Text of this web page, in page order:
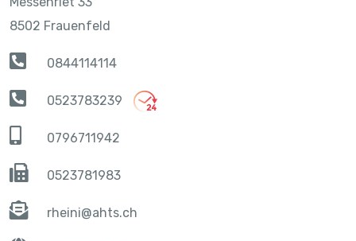
8502 Frauenfeld
0844114114
0523783239
0796711942
0523781983
rheini@ahts.ch